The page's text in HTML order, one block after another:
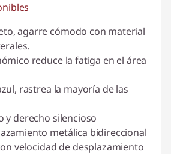
IVA) :
agarre cómodo con material
reduce la fatiga en el área
rastrea la mayoría de las
y derecho silencioso
metálica bidireccional
velocidad de desplazamiento